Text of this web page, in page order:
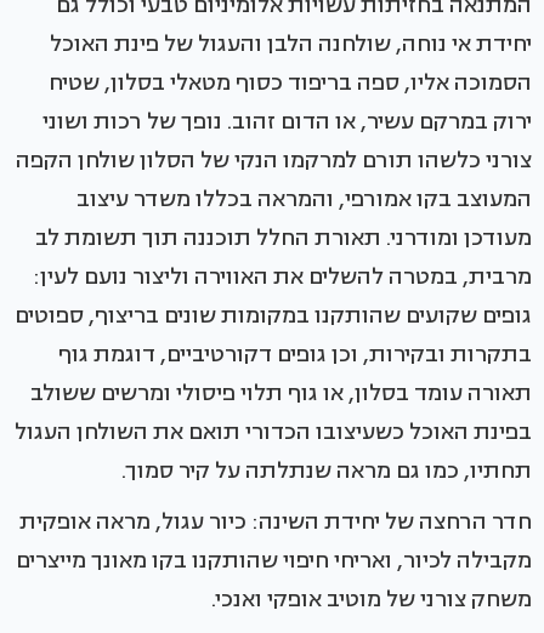
יחידת אי נוחה, שולחנה הלבן והעגול של פינת האוכל
הסמוכה אליו, ספה בריפוד כסוף מטאלי בסלון, שטיח
ירוק במרקם עשיר, או הדום זהוב. נופך של רכות ושוני
צורני כלשהו תורם למרקמו הנקי של הסלון שולחן הקפה
המעוצב בקו אמורפי, והמראה בכללו משדר עיצוב
מעודכן ומודרני. תאורת החלל תוכננה תוך תשומת לב
מרבית, במטרה להשלים את האווירה וליצור נועם לעין:
גופים שקועים שהותקנו במקומות שונים בריצוף, ספוטים
בתקרות ובקירות, וכן גופים דקורטיביים, דוגמת גוף
תאורה עומד בסלון, או גוף תלוי פיסולי ומרשים ששולב
בפינת האוכל כשעיצובו הכדורי תואם את השולחן העגול
תחתיו, כמו גם מראה שנתלתה על קיר סמוך.
חדר הרחצה של יחידת השינה: כיור עגול, מראה אופקית
מקבילה לכיור, ואריחי חיפוי שהותקנו בקו מאונך מייצרים
משחק צורני של מוטיב אופקי ואנכי.